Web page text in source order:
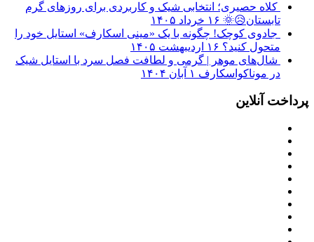
کلاه حصیری؛ انتخابی شیک و کاربردی برای روزهای گرم
تابستان😥🌞 ۱۶ خرداد ۱۴۰۵
جادوی کوچک! چگونه با یک «مینی اسکارف» استایل خود را
متحول کنید؟ ۱۶ اردیبهشت ۱۴۰۵
شال‌های موهر | گرمی و لطافت فصل سرد با استایل شیک
در موناکواسکارف ۱ آبان ۱۴۰۴
پرداخت آنلاین